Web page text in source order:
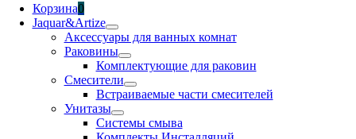
Корзина0
Jaquar&Artize
Аксессуары для ванных комнат
Раковины
Комплектующие для раковин
Смесители
Встраиваемые части смесителей
Унитазы
Системы смыва